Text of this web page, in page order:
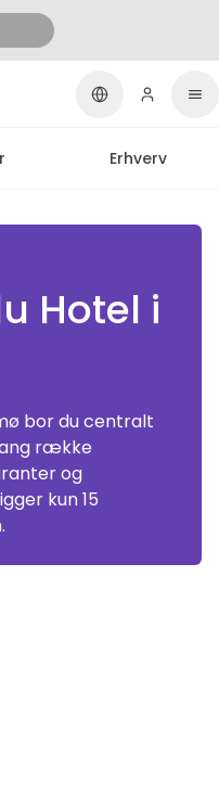
Erhverv
Hotel i
bor du centralt
række
og
kun 15